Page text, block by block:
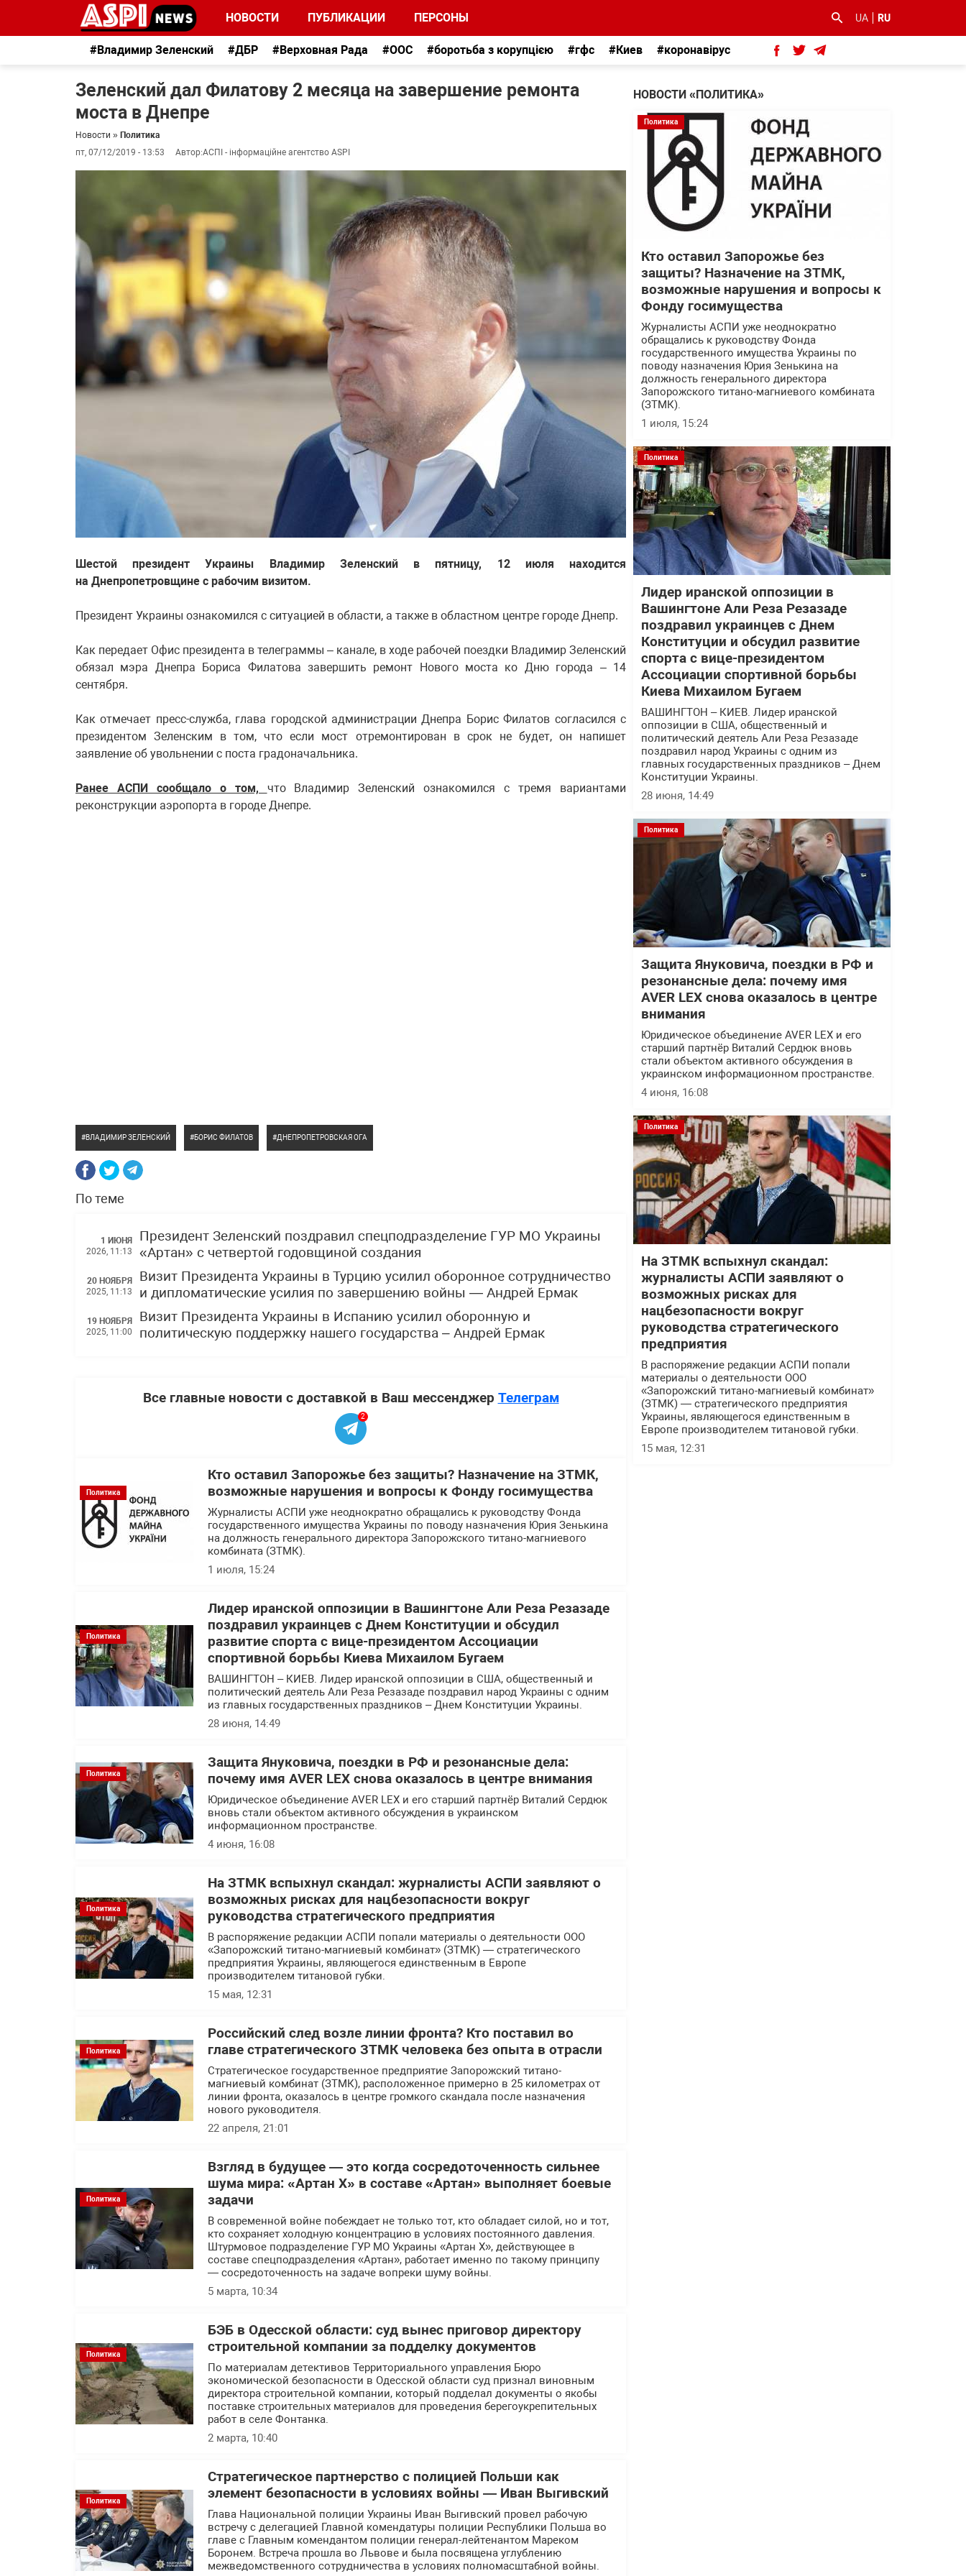
НОВОСТИ ПУБЛИКАЦИИ ПЕРСОНЫ UA RU
#Владимир Зеленский #ДБР #Верховная Рада #ООС #боротьба з корупцією #гфс #Киев #коронавірус
Зеленский дал Филатову 2 месяца на завершение ремонта
моста в Днепре
Новости » Политика
пт, 07/12/2019 - 13:53
Автор:АСПІ - інформаційне агентство ASPI
Шестой президент Украины Владимир Зеленский в пятницу, 12 июля находится
на Днепропетровщине с рабочим визитом.
Президент Украины ознакомился с ситуацией в области, а также в областном центре городе Днепр.
Как передает Офис президента в телеграммы – канале, в ходе рабочей поездки Владимир Зеленский
обязал мэра Днепра Бориса Филатова завершить ремонт Нового моста ко Дню города – 14
сентября.
Как отмечает пресс-служба, глава городской администрации Днепра Борис Филатов согласился с
президентом Зеленским в том, что если мост отремонтирован в срок не будет, он напишет
заявление об увольнении с поста градоначальника.
Ранее АСПИ сообщало о том, что Владимир Зеленский ознакомился с тремя вариантами
реконструкции аэропорта в городе Днепре.
ВЛАДИМИР ЗЕЛЕНСКИЙ БОРИС ФИЛАТОВ ДНЕПРОПЕТРОВСКАЯ ОГА
По теме
1 ИЮНЯ
2026, 11:13
Президент Зеленский поздравил спецподразделение ГУР МО Украины
«Артан» с четвертой годовщиной создания
20 НОЯБРЯ
2025, 11:13
Визит Президента Украины в Турцию усилил оборонное сотрудничество
и дипломатические усилия по завершению войны — Андрей Ермак
19 НОЯБРЯ
2025, 11:00
Визит Президента Украины в Испанию усилил оборонную и
политическую поддержку нашего государства – Андрей Ермак
Все главные новости с доставкой в Ваш мессенджер Телеграм
2
Политика
Кто оставил Запорожье без защиты? Назначение на ЗТМК,
возможные нарушения и вопросы к Фонду госимущества
Журналисты АСПИ уже неоднократно обращались к руководству Фонда
государственного имущества Украины по поводу назначения Юрия Зенькина
на должность генерального директора Запорожского титано-магниевого
комбината (ЗТМК).
1 июля, 15:24
Политика
Лидер иранской оппозиции в Вашингтоне Али Реза Резазаде
поздравил украинцев с Днем Конституции и обсудил
развитие спорта с вице-президентом Ассоциации
спортивной борьбы Киева Михаилом Бугаем
ВАШИНГТОН – КИЕВ. Лидер иранской оппозиции в США, общественный и
политический деятель Али Реза Резазаде поздравил народ Украины с одним
из главных государственных праздников – Днем Конституции Украины.
28 июня, 14:49
Политика
Защита Януковича, поездки в РФ и резонансные дела:
почему имя AVER LEX снова оказалось в центре внимания
Юридическое объединение AVER LEX и его старший партнёр Виталий Сердюк
вновь стали объектом активного обсуждения в украинском
информационном пространстве.
4 июня, 16:08
Политика
На ЗТМК вспыхнул скандал: журналисты АСПИ заявляют о
возможных рисках для нацбезопасности вокруг
руководства стратегического предприятия
В распоряжение редакции АСПИ попали материалы о деятельности ООО
«Запорожский титано-магниевый комбинат» (ЗТМК) — стратегического
предприятия Украины, являющегося единственным в Европе
производителем титановой губки.
15 мая, 12:31
Политика
Российский след возле линии фронта? Кто поставил во
главе стратегического ЗТМК человека без опыта в отрасли
Стратегическое государственное предприятие Запорожский титано-
магниевый комбинат (ЗТМК), расположенное примерно в 25 километрах от
линии фронта, оказалось в центре громкого скандала после назначения
нового руководителя.
22 апреля, 21:01
Политика
Взгляд в будущее — это когда сосредоточенность сильнее
шума мира: «Артан Х» в составе «Артан» выполняет боевые
задачи
В современной войне побеждает не только тот, кто обладает силой, но и тот,
кто сохраняет холодную концентрацию в условиях постоянного давления.
Штурмовое подразделение ГУР МО Украины «Артан Х», действующее в
составе спецподразделения «Артан», работает именно по такому принципу
— сосредоточенность на задаче вопреки шуму войны.
5 марта, 10:34
Политика
БЭБ в Одесской области: суд вынес приговор директору
строительной компании за подделку документов
По материалам детективов Территориального управления Бюро
экономической безопасности в Одесской области суд признал виновным
директора строительной компании, который подделал документы о якобы
поставке строительных материалов для проведения берегоукрепительных
работ в селе Фонтанка.
2 марта, 10:40
Политика
Стратегическое партнерство с полицией Польши как
элемент безопасности в условиях войны — Иван Выгивский
Глава Национальной полиции Украины Иван Выгивский провел рабочую
встречу с делегацией Главной комендатуры полиции Республики Польша во
главе с Главным комендантом полиции генерал-лейтенантом Мареком
Боронем. Встреча прошла во Львове и была посвящена углублению
межведомственного сотрудничества в условиях полномасштабной войны.
НОВОСТИ «ПОЛИТИКА»
Политика
Кто оставил Запорожье без
защиты? Назначение на ЗТМК,
возможные нарушения и вопросы к
Фонду госимущества
Журналисты АСПИ уже неоднократно
обращались к руководству Фонда
государственного имущества Украины по
поводу назначения Юрия Зенькина на
должность генерального директора
Запорожского титано-магниевого комбината
(ЗТМК).
1 июля, 15:24
Политика
Лидер иранской оппозиции в
Вашингтоне Али Реза Резазаде
поздравил украинцев с Днем
Конституции и обсудил развитие
спорта с вице-президентом
Ассоциации спортивной борьбы
Киева Михаилом Бугаем
ВАШИНГТОН – КИЕВ. Лидер иранской
оппозиции в США, общественный и
политический деятель Али Реза Резазаде
поздравил народ Украины с одним из
главных государственных праздников – Днем
Конституции Украины.
28 июня, 14:49
Политика
Защита Януковича, поездки в РФ и
резонансные дела: почему имя
AVER LEX снова оказалось в центре
внимания
Юридическое объединение AVER LEX и его
старший партнёр Виталий Сердюк вновь
стали объектом активного обсуждения в
украинском информационном пространстве.
4 июня, 16:08
Политика
На ЗТМК вспыхнул скандал:
журналисты АСПИ заявляют о
возможных рисках для
нацбезопасности вокруг
руководства стратегического
предприятия
В распоряжение редакции АСПИ попали
материалы о деятельности ООО
«Запорожский титано-магниевый комбинат»
(ЗТМК) — стратегического предприятия
Украины, являющегося единственным в
Европе производителем титановой губки.
15 мая, 12:31